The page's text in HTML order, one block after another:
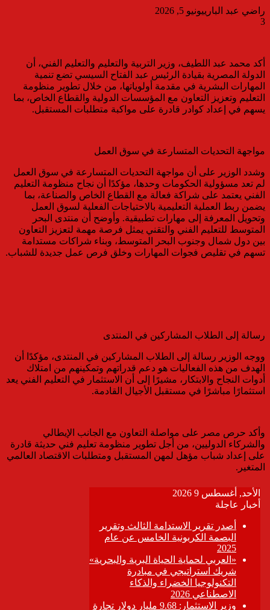
راضي عبد البارييونيو 5, 2026
3
أكد محمد عبد اللطيف، وزير التربية والتعليم والتعليم الفني، أن
الدولة المصرية بقيادة الرئيس عبد الفتاح السيسي تضع تنمية
المهارات البشرية في مقدمة أولوياتها، من خلال تطوير منظومة
التعليم وتعزيز التعاون مع المؤسسات الدولية والقطاع الخاص، بما
يسهم في إعداد كوادر قادرة على مواكبة متطلبات المستقبل.
مواجهة التحديات المتسارعة في سوق العمل
وشدد الوزير على أن مواجهة التحديات المتسارعة في سوق العمل
لم تعد مسؤولية الحكومات وحدها، مؤكدًا أن نجاح منظومة التعليم
الفني يعتمد على شراكة فعالة مع القطاع الخاص والصناعة، بما
يضمن ربط العملية التعليمية بالاحتياجات الفعلية لسوق العمل
وتحويل المعرفة إلى مهارات تطبيقية. وأوضح أن منتدى البحر
المتوسط للتعليم الفني والتقني يمثل فرصة مهمة لتعزيز التعاون
بين دول شمال وجنوب البحر المتوسط، وبناء شراكات مستدامة
تسهم في تقليص فجوات المهارات وخلق فرص عمل جديدة للشباب.
رسالة إلى الطلاب المشاركين في المنتدى
ووجه الوزير رسالة إلى الطلاب المشاركين في المنتدى، مؤكدًا أن
الهدف من هذه الفعاليات هو دعم قدراتهم وتمكينهم من امتلاك
أدوات النجاح والابتكار، مشيرًا إلى أن الاستثمار في التعليم الفني يعد
استثمارًا مباشرًا في مستقبل الأجيال القادمة.
وأكد حرص مصر على مواصلة التعاون مع الجانب الإيطالي
والشركاء الدوليين، من أجل تطوير منظومة تعليم فني حديثة قادرة
على إعداد شباب مؤهل لمهن المستقبل ومتطلبات الاقتصاد العالمي
المتغير.